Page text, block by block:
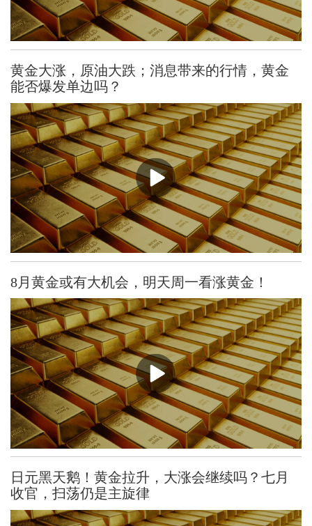
黄金大涨，原油大跌；消息带来的行情，黄金
能否爆发单边吗？
8月黄金或有大机会，明天周一看涨黄金！
日元黑天鹅！黄金拉升，大涨会继续吗？七月
收官，扫荡仍是主旋律